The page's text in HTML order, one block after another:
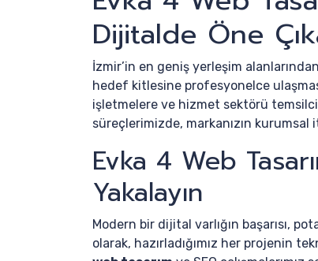
Dijitalde Öne
İzmir’in en geniş yerleşim
hedef kitlesine profesyonelce
işletmelere ve hizmet sektörü
süreçlerimizde, markanızın
Evka 4 Web
Yakalayın
Modern bir dijital varlığın başarısı,
olarak, hazırladığımız her projenin